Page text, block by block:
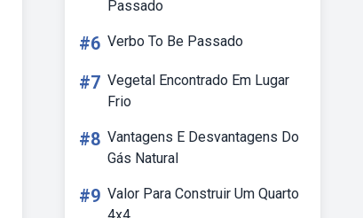
Passado
#6 Verbo To Be Passado
#7 Vegetal Encontrado Em Lugar
Frio
#8 Vantagens E Desvantagens Do
Gás Natural
#9 Valor Para Construir Um Quarto